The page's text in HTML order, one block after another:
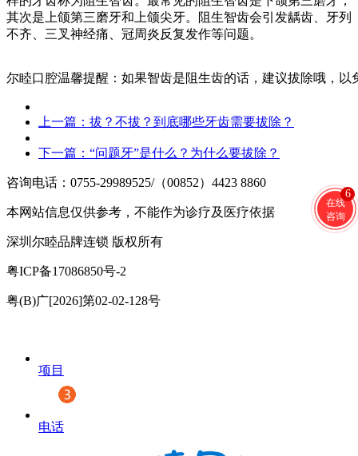
在线
咨询
6
其次是上颌第三磨牙和上颌尖牙。阻生智齿会引发龋齿、牙列
不齐、三叉神经痛、冠周炎反复发作等问题。
尔睦口腔温馨提醒：如果智齿是阻生齿的话，建议拔除哦，以
上一篇： 拔？不拔？到底哪些牙齿需要拔除？
下一篇： “问题牙”是什么？为什么要拔除？
咨询电话：0755-29989525/（00852）4423 8860
本网站信息仅供参考，不能作为诊疗及医疗依据
深圳尔睦品牌连锁 版权所有
粤ICP备17086850号-2
粤(B)广[2026]第02-02-128号
项目
电话